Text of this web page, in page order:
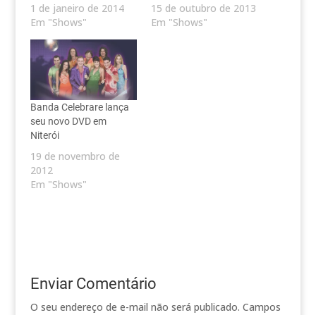
1 de janeiro de 2014
Em "Shows"
15 de outubro de 2013
Em "Shows"
Banda Celebrare lança
seu novo DVD em
Niterói
19 de novembro de
2012
Em "Shows"
Enviar Comentário
O seu endereço de e-mail não será publicado. Campos